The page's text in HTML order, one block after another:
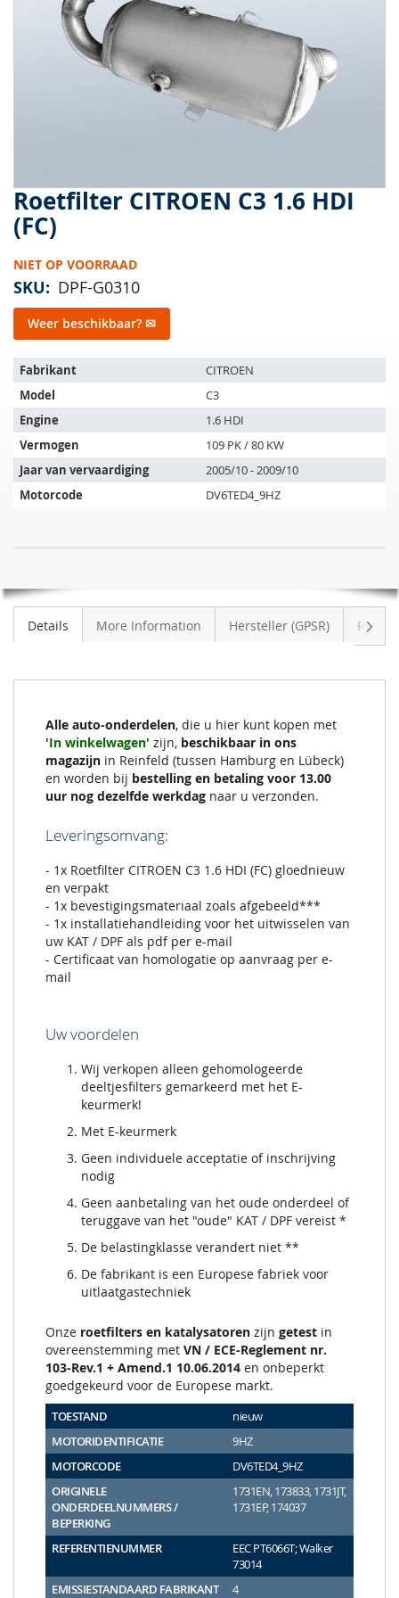
Roetfilter CITROEN C3 1.6 HDI
(FC)
NIET OP VOORRAAD
SKU DPF-G0310
Weer beschikbaar? ✉
Het
artikel
past
op
de
volgende
voertuigen:
Fabrikant
CITROEN
Model
C3
Engine
1.6 HDI
Vermogen
109 PK / 80 KW
Jaar van vervaardiging
2005/10 - 2009/10
Motorcode
DV6TED4_9HZ
C3
1.6
HDI
VOORRAAD
afbeeldingen-
Ga
naar
het
van
de
gallerij
Details More Information Hersteller (GPSR)
Alle auto-onderdelen, die u hier kunt kopen met
'In winkelwagen' zijn, beschikbaar in ons
magazijn in Reinfeld (tussen Hamburg en Lübeck)
en worden bij bestelling en betaling voor 13.00
uur nog dezelfde werkdag naar u verzonden.
Leveringsomvang:
- 1x Roetfilter CITROEN C3 1.6 HDI (FC) gloednieuw
en verpakt
- 1x bevestigingsmateriaal zoals afgebeeld***
- 1x installatiehandleiding voor het uitwisselen van
uw KAT / DPF als pdf per e-mail
- Certificaat van homologatie op aanvraag per e-
mail
Uw voordelen
Wij verkopen alleen gehomologeerde
deeltjesfilters gemarkeerd met het E-
keurmerk!
Met E-keurmerk
Geen individuele acceptatie of inschrijving
nodig
Geen aanbetaling van het oude onderdeel of
teruggave van het "oude" KAT / DPF vereist *
De belastingklasse verandert niet **
De fabrikant is een Europese fabriek voor
uitlaatgastechniek
Onze roetfilters en katalysatoren zijn getest in
overeenstemming met VN / ECE-Reglement nr.
103-Rev.1 + Amend.1 10.06.2014 en onbeperkt
goedgekeurd voor de Europese markt.
TOESTAND
nieuw
MOTORIDENTIFICATIE
9HZ
MOTORCODE
DV6TED4_9HZ
ORIGINELE
ONDERDEELNUMMERS /
BEPERKING
1731EN, 173833, 1731JT,
1731EP, 174037
REFERENTIENUMMER
EEC PT6066T; Walker
73014
EMISSIESTANDAARD FABRIKANT
4